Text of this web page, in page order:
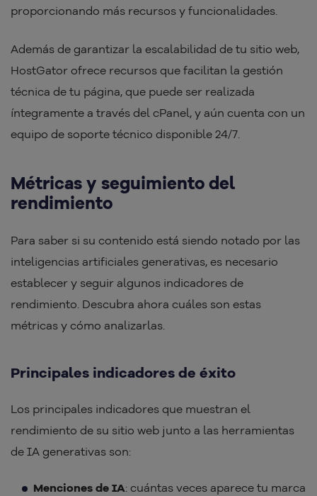
proporcionando más recursos y funcionalidades.
Además de garantizar la escalabilidad de tu sitio web,
HostGator ofrece recursos que facilitan la gestión
técnica de tu página, que puede ser realizada
íntegramente a través del cPanel, y aún cuenta con un
equipo de soporte técnico disponible 24/7.
Métricas y seguimiento del
rendimiento
Para saber si su contenido está siendo notado por las
inteligencias artificiales generativas, es necesario
establecer y seguir algunos indicadores de
rendimiento. Descubra ahora cuáles son estas
métricas y cómo analizarlas.
Principales indicadores de éxito
Los principales indicadores que muestran el
rendimiento de su sitio web junto a las herramientas
de IA generativas son:
Menciones de IA: cuántas veces aparece tu marca